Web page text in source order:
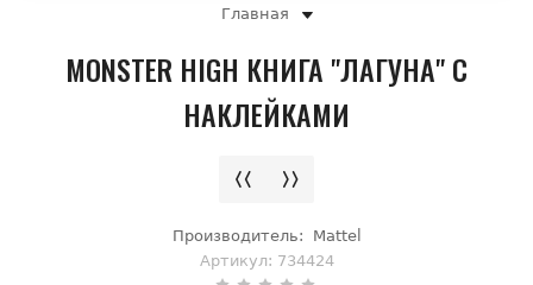
Главная
MONSTER HIGH КНИГА "ЛАГУНА" С
НАКЛЕЙКАМИ
Производитель:
Mattel
Артикул: 734424